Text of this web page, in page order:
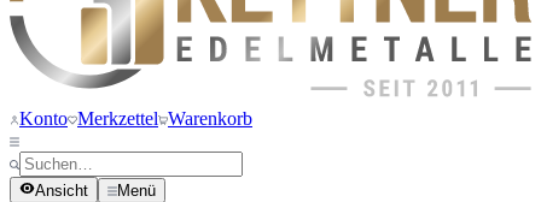
Konto Merkzettel Warenkorb
Ansicht Menü